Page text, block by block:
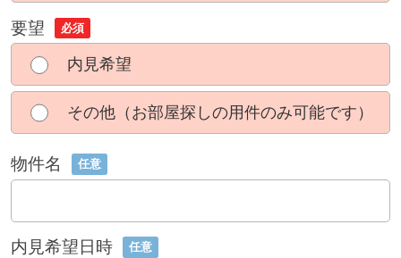
要望 必須
内見希望
その他（お部屋探しの用件のみ可能です）
物件名 任意
内見希望日時 任意